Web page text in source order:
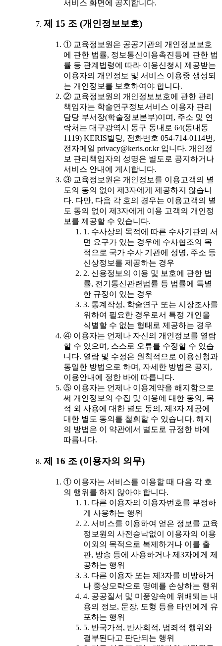
서비스 화면에 공지합니다.
제 15 조 (개인정보보호)
① 교육정보원은 공공기관의 개인정보보호
에 관한 법률, 정보통신이용촉진등에 관한 법
률 등 관계법령에 따라 이용신청시 제공받는
이용자의 개인정보 및 서비스 이용중 생성되
는 개인정보를 보호하여야 합니다.
② 교육정보원의 개인정보보호에 관한 관리
책임자는 학술연구정보서비스 이용자 관리
담당 부서장(학술정보본부)이며, 주소 및 연
락처는 대구광역시 동구 동내로 64(동내동
1119) KERIS빌딩, 전화번호 054-714-0114번,
전자메일 privacy@keris.or.kr 입니다. 개인정
보 관리책임자의 성명은 별도로 공지하거나
서비스 안내에 게시합니다.
③ 교육정보원은 개인정보를 이용고객의 별
도의 동의 없이 제3자에게 제공하지 않습니
다. 다만, 다음 각 호의 경우는 이용고객의 별
도 동의 없이 제3자에게 이용 고객의 개인정
보를 제공할 수 있습니다.
1. 수사상의 목적에 따른 수사기관의 서
면 요구가 있는 경우에 수사협조의 목
적으로 국가 수사 기관에 성명, 주소 등
신상정보를 제공하는 경우
2. 신용정보의 이용 및 보호에 관한 법
률, 전기통신관련법률 등 법률에 특별
한 규정이 있는 경우
3. 통계작성, 학술연구 또는 시장조사를
위하여 필요한 경우로서 특정 개인을
식별할 수 없는 형태로 제공하는 경우
④ 이용자는 언제나 자신의 개인정보를 열람
할 수 있으며, 스스로 오류를 수정할 수 있습
니다. 열람 및 수정은 원칙적으로 이용신청과
동일한 방법으로 하며, 자세한 방법은 공지,
이용안내에 정한 바에 따릅니다.
⑤ 이용자는 언제나 이용계약을 해지함으로
써 개인정보의 수집 및 이용에 대한 동의, 목
적 외 사용에 대한 별도 동의, 제3자 제공에
대한 별도 동의를 철회할 수 있습니다. 해지
의 방법은 이 약관에서 별도로 규정한 바에
따릅니다.
제 16 조 (이용자의 의무)
① 이용자는 서비스를 이용할 때 다음 각 호
의 행위를 하지 않아야 합니다.
1. 다른 이용자의 이용자번호를 부정하
게 사용하는 행위
2. 서비스를 이용하여 얻은 정보를 교육
정보원의 사전승낙없이 이용자의 이용
이외의 목적으로 복제하거나 이를 출
판, 방송 등에 사용하거나 제3자에게 제
공하는 행위
3. 다른 이용자 또는 제3자를 비방하거
나 중상모략으로 명예를 손상하는 행위
4. 공공질서 및 미풍양속에 위배되는 내
용의 정보, 문장, 도형 등을 타인에게 유
포하는 행위
5. 반국가적, 반사회적, 범죄적 행위와
결부된다고 판단되는 행위